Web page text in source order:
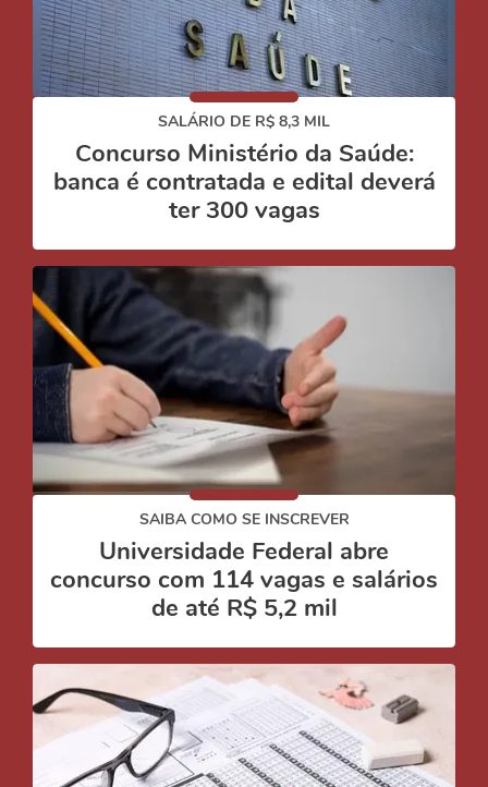
SALÁRIO DE R$ 8,3 MIL
Concurso Ministério da Saúde:
banca é contratada e edital deverá
ter 300 vagas
SAIBA COMO SE INSCREVER
Universidade Federal abre
concurso com 114 vagas e salários
de até R$ 5,2 mil